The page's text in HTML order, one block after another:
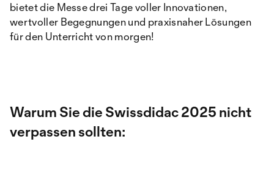
bietet die Messe drei Tage voller Innovationen,
wertvoller Begegnungen und praxisnaher Lösungen
für den Unterricht von morgen!
Warum Sie die Swissdidac 2025 nicht
verpassen sollten: